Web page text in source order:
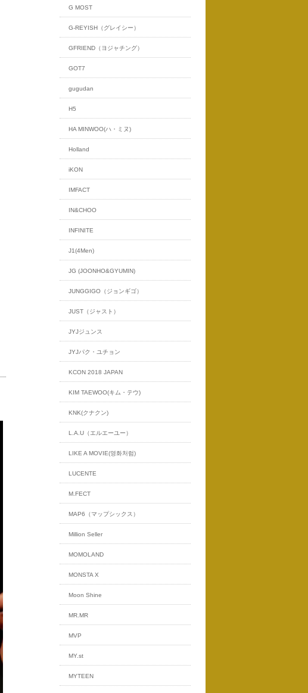
G MOST
G-REYISH（グレイシー）
GFRIEND（ヨジャチング）
GOT7
gugudan
H5
HA MINWOO(ハ・ミヌ)
Holland
iKON
IMFACT
IN&CHOO
INFINITE
J1(4Men)
JG (JOONHO&GYUMIN)
JUNGGIGO（ジョンギゴ）
JUST（ジャスト）
JYJジュンス
JYJパク・ユチョン
KCON 2018 JAPAN
KIM TAEWOO(キム・テウ)
KNK(クナクン)
L.A.U（エルエーユー）
LIKE A MOVIE(영화처럼)
LUCENTE
M.FECT
MAP6（マップシックス）
Million Seller
MOMOLAND
MONSTA X
Moon Shine
MR.MR
MVP
MY.st
MYTEEN